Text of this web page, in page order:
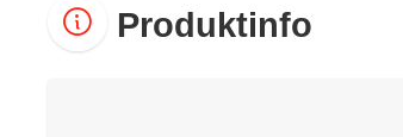
Produktinfo